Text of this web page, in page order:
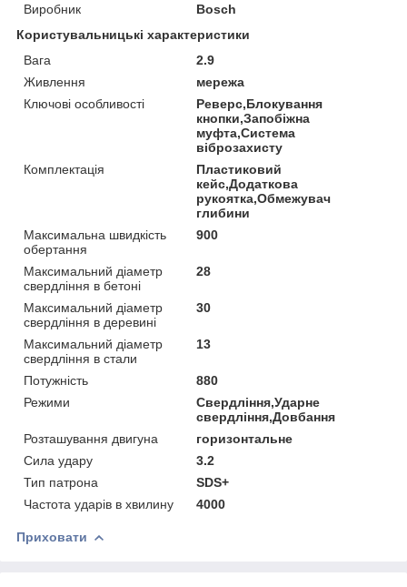
Виробник
Bosch
Користувальницькі характеристики
Вага
2.9
Живлення
мережа
Ключові особливості
Реверс,Блокування
кнопки,Запобіжна
муфта,Система
віброзахисту
Комплектація
Пластиковий
кейс,Додаткова
рукоятка,Обмежувач
глибини
Максимальна швидкість
обертання
900
Максимальний діаметр
свердління в бетоні
28
Максимальний діаметр
свердління в деревині
30
Максимальний діаметр
свердління в стали
13
Потужність
880
Режими
Свердління,Ударне
свердління,Довбання
Розташування двигуна
горизонтальне
Сила удару
3.2
Тип патрона
SDS+
Частота ударів в хвилину
4000
Приховати